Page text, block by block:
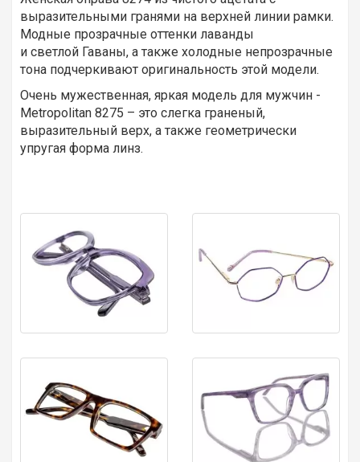
выразительными гранями на верхней линии рамки.
Модные прозрачные оттенки лаванды
и светлой Гаваны, а также холодные непрозрачные
тона подчеркивают оригинальность этой модели.
Очень мужественная, яркая модель для мужчин -
Metropolitan 8275 – это слегка граненый,
выразительный верх, а также геометрически
упругая форма линз.